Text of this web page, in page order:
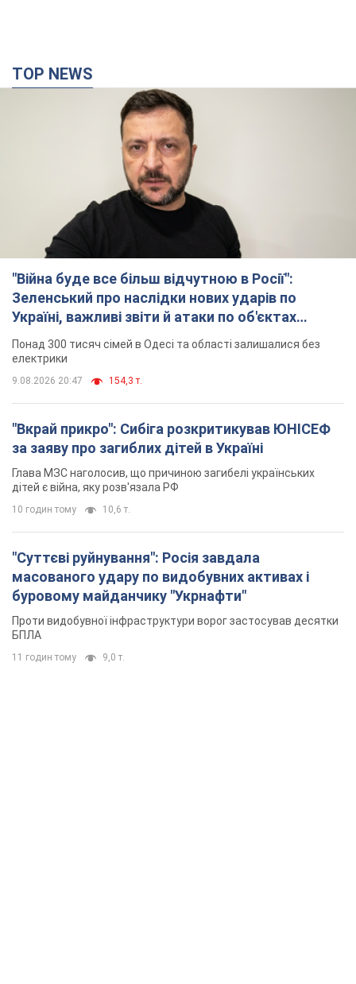
TOP NEWS
"Війна буде все більш відчутною в Росії":
Зеленський про наслідки нових ударів по
Україні, важливі звіти й атаки по об'єктах
ворога. Відео
Понад 300 тисяч сімей в Одесі та області залишалися без
електрики
9.08.2026 20:47 154,3 т.
"Вкрай прикро": Сибіга розкритикував ЮНІСЕФ
за заяву про загиблих дітей в Україні
Глава МЗС наголосив, що причиною загибелі українських
дітей є війна, яку розв'язала РФ
10 годин тому 10,6 т.
"Суттєві руйнування": Росія завдала
масованого удару по видобувних активах і
буровому майданчику "Укрнафти"
Проти видобувної інфраструктури ворог застосував десятки
БПЛА
11 годин тому 9,0 т.